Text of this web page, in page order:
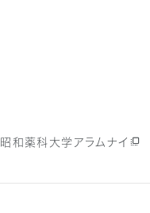
昭和薬科大学アラムナイ